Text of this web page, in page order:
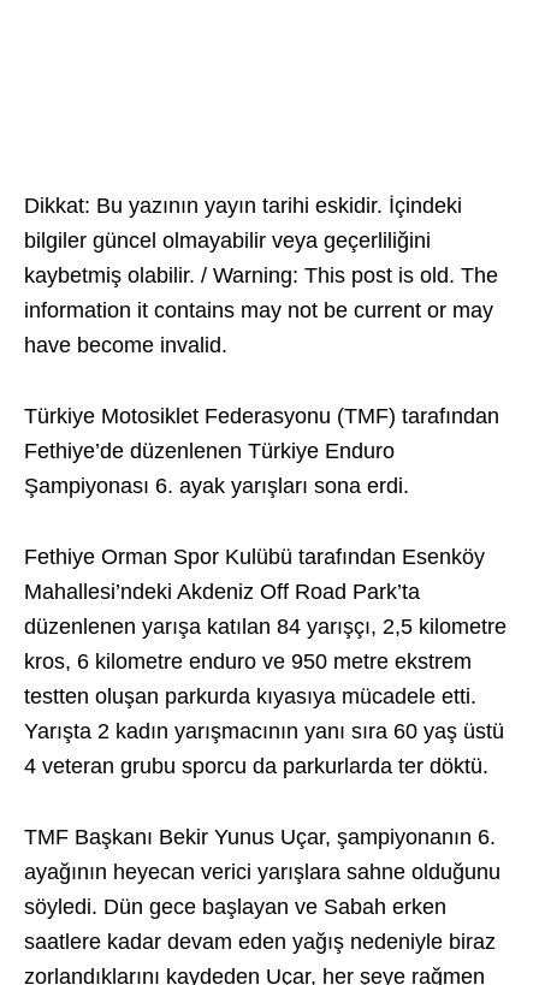
Dikkat: Bu yazının yayın tarihi eskidir. İçindeki
bilgiler güncel olmayabilir veya geçerliliğini
kaybetmiş olabilir. / Warning: This post is old. The
information it contains may not be current or may
have become invalid.
Türkiye Motosiklet Federasyonu (TMF) tarafından
Fethiye’de düzenlenen Türkiye Enduro
Şampiyonası 6. ayak yarışları sona erdi.
Fethiye Orman Spor Kulübü tarafından Esenköy
Mahallesi’ndeki Akdeniz Off Road Park’ta
düzenlenen yarışa katılan 84 yarışçı, 2,5 kilometre
kros, 6 kilometre enduro ve 950 metre ekstrem
testten oluşan parkurda kıyasıya mücadele etti.
Yarışta 2 kadın yarışmacının yanı sıra 60 yaş üstü
4 veteran grubu sporcu da parkurlarda ter döktü.
TMF Başkanı Bekir Yunus Uçar, şampiyonanın 6.
ayağının heyecan verici yarışlara sahne olduğunu
söyledi. Dün gece başlayan ve Sabah erken
saatlere kadar devam eden yağış nedeniyle biraz
zorlandıklarını kaydeden Uçar, her şeye rağmen